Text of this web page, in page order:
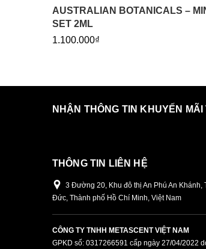
AUSTRALIAN BOTANICALS –
SET 2ML
1.100.000₫
NHẬN THÔNG TIN KHUYẾN MÃI
THÔNG TIN LIÊN HỆ
3 Đường 20, Khu đô thị An Phú An Khánh,
Đức, Thành phố Hồ Chí Minh, Việt Nam
CÔNG TY TNHH METASCENT VIỆT NAM
GPKD số: 0317266591 cấp ngày 27/04/2022